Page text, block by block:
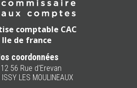
comptable CAC
Ile de france
coordonnées
56 Rue d'Erevan
LES MOULINEAUX